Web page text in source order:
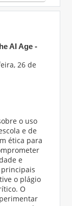
AI Age -
26 de
o uso
e de
ética para
e
o plágio
O